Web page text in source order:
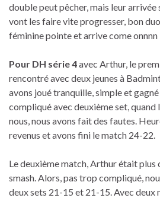
double peut pêcher, mais leur arrivée
vont les faire vite progresser, bon
féminine pointe et arrive come onnnn
Pour DH série 4avec Arthur, le
rencontré avec deux jeunes à
avons joué tranquille, simple et
compliqué avec deuxième set,
nous, nous avons fait des fautes.
revenus et avons fini le match 24-22.
Le deuxième match, Arthur était plus
smash. Alors, pas trop compliqué,
deux sets 21-15 et 21-15. Avec deux